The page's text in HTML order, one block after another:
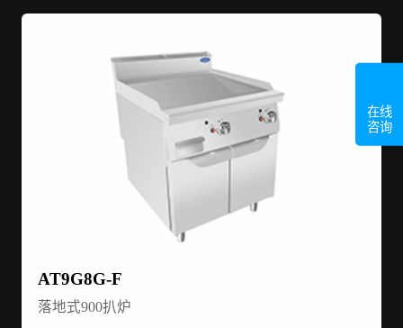
AT9G8G-F
落地式900扒炉
在线
咨询